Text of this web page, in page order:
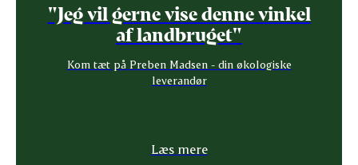
"Jeg vil gerne vise denne vinkel
af landbruget"
Kom tæt på Preben Madsen - din økologiske
leverandør
Læs mere